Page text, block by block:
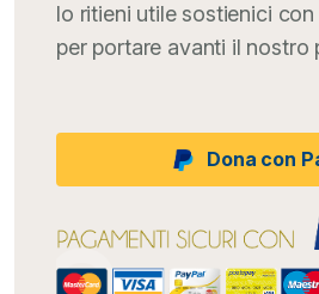
lo ritieni utile sostienici
per portare avanti il nostro
Dona con